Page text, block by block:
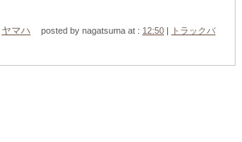
ヤマハ posted by nagatsuma at : 12:50 |
トラックバ